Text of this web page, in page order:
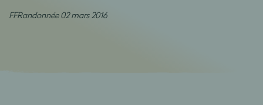
FFRandonnée 02 mars 2016